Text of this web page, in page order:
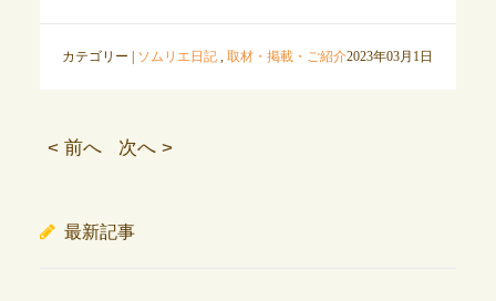
カテゴリー | ソムリエ日記, 取材・掲載・ご紹介2023年03月1日
< 前へ 次へ >
最新記事